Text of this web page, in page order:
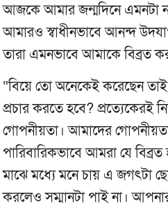
আজকে আমার জন্মদিনে এমনটা
আমারও স্বাধীনভাবে আনন্দ
তারা এমনভাবে আমাকে বিব্রত
“বিয়ে তো অনেকেই করেছেন
প্রচার করতে হবে? প্রত্যেকেরই
গোপনীয়তা। আমাদের
পারিবারিকভাবে আমরা যে
মাঝে মধ্যে মনে চায় এ জগৎটা
করলেও সম্মানটা পাই না।